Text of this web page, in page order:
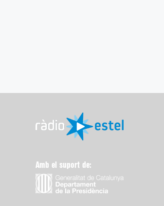
Amb el suport de: